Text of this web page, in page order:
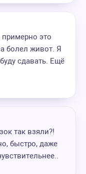
это
болел живот. Я
сдавать. Ещё
так взяли?!
быстро, даже